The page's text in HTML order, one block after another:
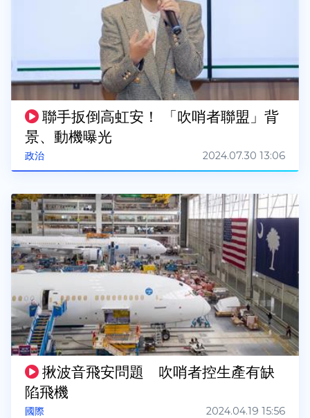
政治
聯手扳倒高虹安！ 「吹哨者聯盟」背
景、動機曝光
2024.07.30 13:06
國際
揪波音飛安問題 吹哨者控生產有缺
陷飛機
2024.04.19 15:56